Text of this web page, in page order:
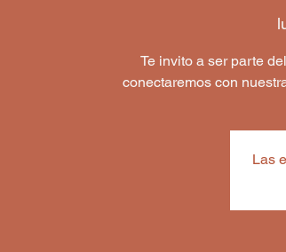
Te invito a ser parte
conectaremos con
Las